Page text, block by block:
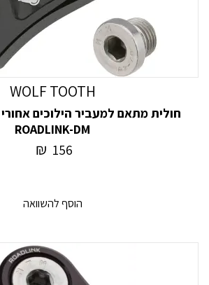
WOLF TOOTH
ROADLINK-DM
156
₪
הוסף להשוואה